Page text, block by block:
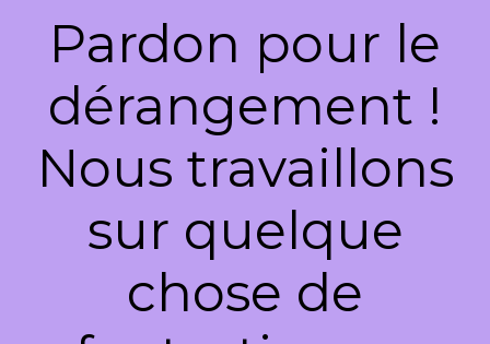
Pardon pour le
dérangement !
Nous travaillons
sur quelque
chose de